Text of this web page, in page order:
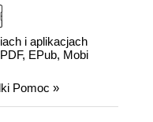
i aplikacjach
EPub, Mobi
Pomoc »